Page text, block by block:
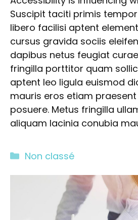
Suscipit taciti primis
libero facilisi aptent
cursus gravida sociis
dapibus netus feugiat
fringilla porttitor quam
aptent leo ligula euismod
mauris eros etiam
posuere. Metus fringilla
aliquam lacinia conubia
Catégories
Non classé